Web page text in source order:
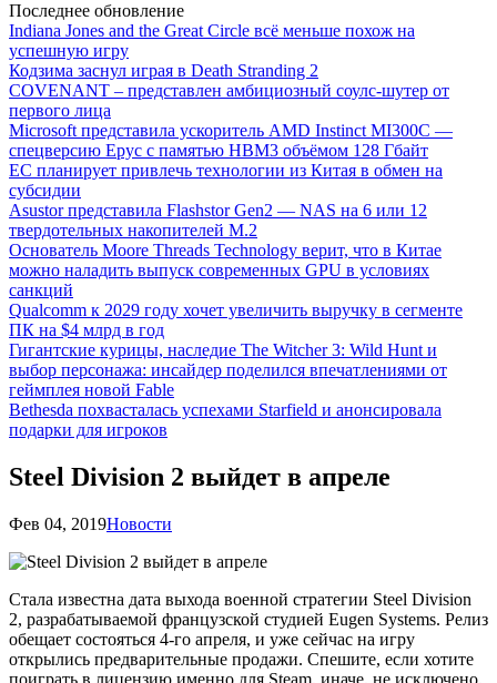
Последнее обновление
Indiana Jones and the Great Circle всё меньше похож на
успешную игру
Кодзима заснул играя в Death Stranding 2
COVENANT – представлен амбициозный соулс-шутер от
первого лица
Microsoft представила ускоритель AMD Instinct MI300C —
спецверсию Epyc с памятью HBM3 объёмом 128 Гбайт
ЕС планирует привлечь технологии из Китая в обмен на
субсидии
Asustor представила Flashstor Gen2 — NAS на 6 или 12
твердотельных накопителей M.2
Основатель Moore Threads Technology верит, что в Китае
можно наладить выпуск современных GPU в условиях
санкций
Qualcomm к 2029 году хочет увеличить выручку в сегменте
ПК на $4 млрд в год
Гигантские курицы, наследие The Witcher 3: Wild Hunt и
выбор персонажа: инсайдер поделился впечатлениями от
геймплея новой Fable
Bethesda похвасталась успехами Starfield и анонсировала
подарки для игроков
Steel Division 2 выйдет в апреле
Фев 04, 2019Новости
Стала известна дата выхода военной стратегии Steel Division
2, разрабатываемой французской студией Eugen Systems. Релиз
обещает состояться 4-го апреля, и уже сейчас на игру
открылись предварительные продажи. Спешите, если хотите
поиграть в лицензию именно для Steam, иначе, не исключено,